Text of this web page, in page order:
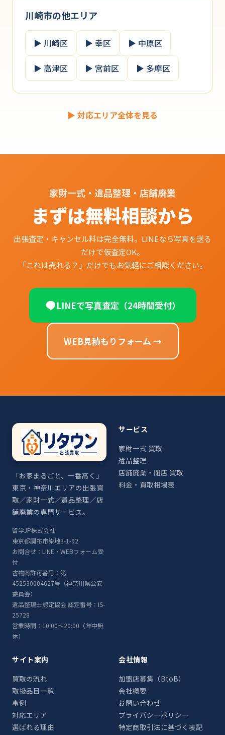
川崎市の他エリア
▶ 川崎区 ▶ 幸区 ▶ 中原区
▶ 高津区 ▶ 宮前区 ▶ 多摩区
▶ 対応エリア全体を見る
家財一式・遺品整理・店舗廃業
まずは無料相談から
出張査定・キャンセル料は完全無料。LINEなら写真を送る
だけで仮査定OK。
「これは売れる？」だけでもお気軽にご相談ください。
LINEで写真査定（24時間受付）
WEB見積もりフォーム →
「お家まるごと、一番高く」
東京・神奈川エリアの出張買
取／家財一式／遺品整理／店
舗廃業の専門サービス。
留学JP株式会社
東京都調布市染地3-1-92
お問合せ：LINE・WEBフォーム受
付
古物商許可番号：第
452530004627号（神奈川県公安
委員会）
遺品整理士認定協会 認定番号：IS-
25728
営業時間：10:00〜20:00（年中無
休）
サービス
家財一式 買取
遺品整理
店舗廃業・閉店 買取
料金・買取相場表
サイト案内
買取の流れ
取扱品目一覧
事例
対応エリア
選ばれる理由
会社情報
加盟店募集（BtoB）
会社概要
お問い合わせ
プライバシーポリシー
特定商取引法に基づく表記